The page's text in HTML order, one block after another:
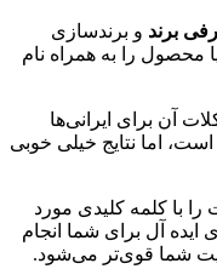
برند و برندسازی
محصول را به همراه نام
آن برای ایرانی‌ها
اما نتایج خیلی خوبی
با کلمه کلیدی مورد
ایده آل برای شما انجام
شما قوی‌تر می‌شود.